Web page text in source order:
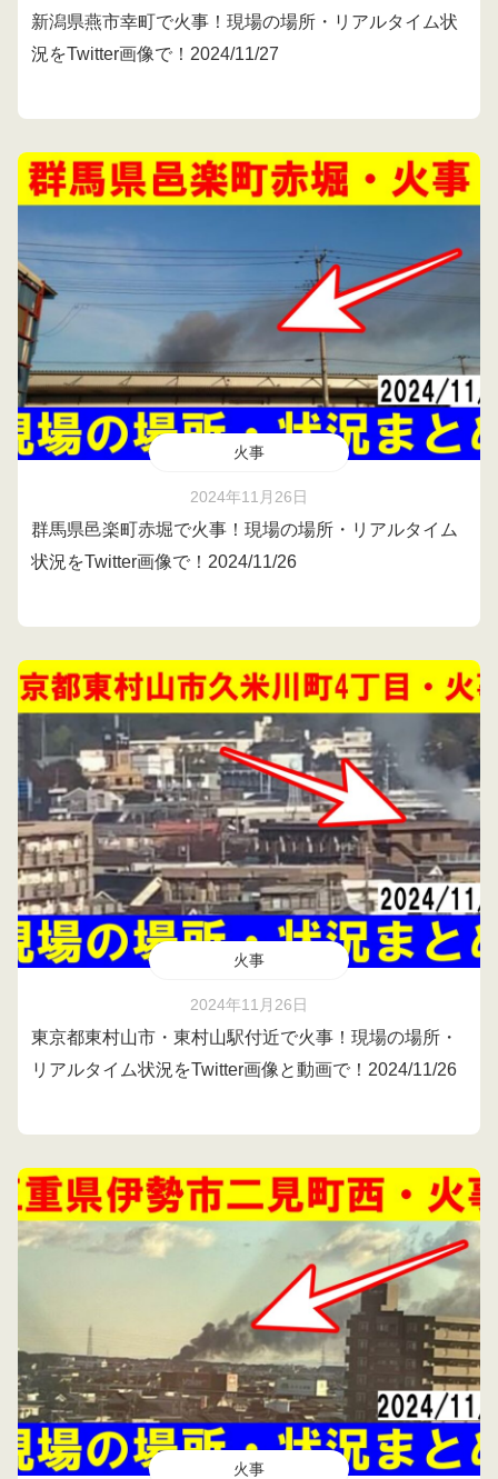
新潟県燕市幸町で火事！現場の場所・リアルタイム状
況をTwitter画像で！2024/11/27
火事
2024年11月26日
群馬県邑楽町赤堀で火事！現場の場所・リアルタイム
状況をTwitter画像で！2024/11/26
火事
2024年11月26日
東京都東村山市・東村山駅付近で火事！現場の場所・
リアルタイム状況をTwitter画像と動画で！2024/11/26
火事